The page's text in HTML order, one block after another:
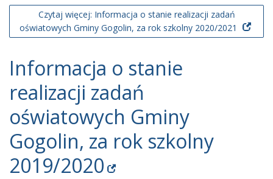
Czytaj więcej: Informacja o stanie realizacji zadań
oświatowych Gminy Gogolin, za rok szkolny 2020/2021
Informacja o stanie
realizacji zadań
oświatowych Gminy
Gogolin, za rok szkolny
2019/2020